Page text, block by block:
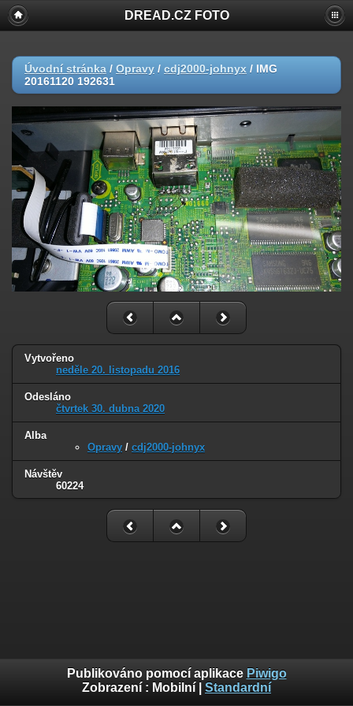
DREAD.CZ FOTO
Úvodní stránka / Opravy / cdj2000-johnyx / IMG
20161120 192631
Vytvořeno
neděle 20. listopadu 2016
Odesláno
čtvrtek 30. dubna 2020
Alba
Opravy / cdj2000-johnyx
Návštěv
60224
Publikováno pomocí aplikace Piwigo
Zobrazení : Mobilní Standardní